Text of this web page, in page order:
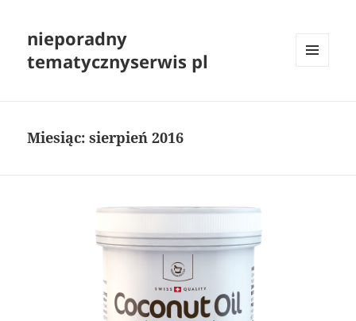
nieporadny
tematycznyserwis pl
Miesiąc:sierpień 2016